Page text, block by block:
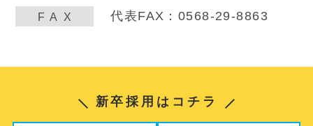
FA X 代表FAX：0568-29-8863
新卒採用はコチラ